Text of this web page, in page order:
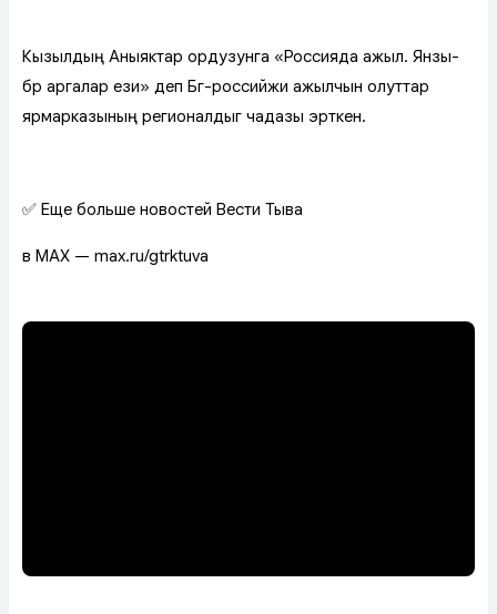
Кызылдың Аныяктар ордузунга «Россияда ажыл. Янзы-
бүрү аргалар үези» деп Бүгү-российжи ажылчын олуттар
ярмарказының регионалдыг чадазы эрткен.
✅ Еще больше новостей Вести Тыва
в MAX — max.ru/gtrktuva